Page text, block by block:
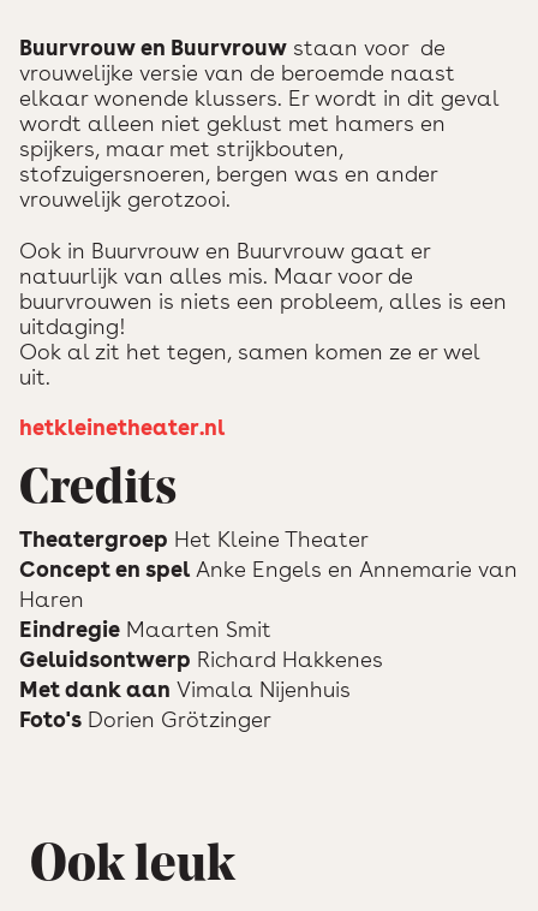
Buurvrouw en Buurvrouw staan voor de
vrouwelijke versie van de beroemde naast
elkaar wonende klussers. Er wordt in dit geval
wordt alleen niet geklust met hamers en
spijkers, maar met strijkbouten,
stofzuigersnoeren, bergen was en ander
vrouwelijk gerotzooi.
Ook in Buurvrouw en Buurvrouw gaat er
natuurlijk van alles mis. Maar voor de
buurvrouwen is niets een probleem, alles is een
uitdaging!
Ook al zit het tegen, samen komen ze er wel
uit.
hetkleinetheater.nl
Credits
Theatergroep Het Kleine Theater
Concept en spel Anke Engels en Annemarie van
Haren
Eindregie Maarten Smit
Geluidsontwerp Richard Hakkenes
Met dank aan Vimala Nijenhuis
Foto's Dorien Grötzinger
Ook leuk